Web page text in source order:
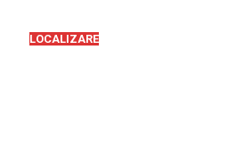
LOCALIZARE